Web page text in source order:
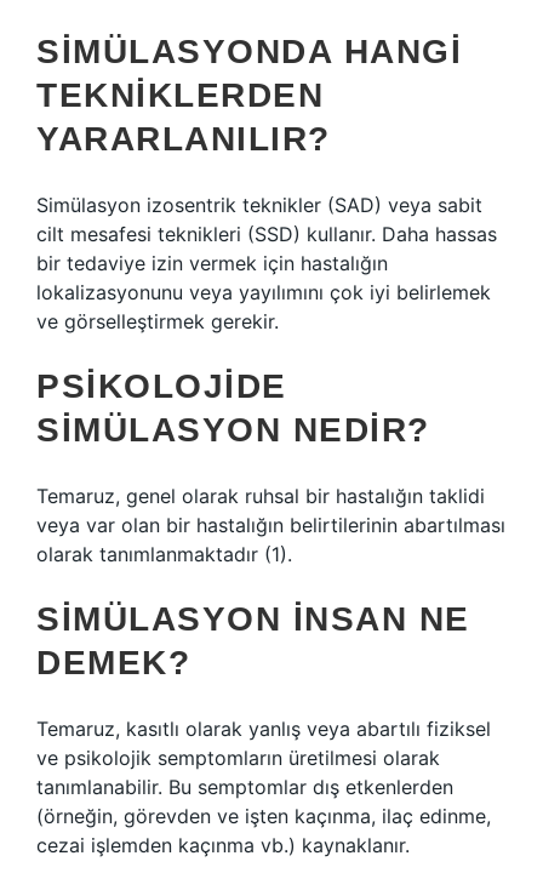
SIMÜLASYONDA HANGI
TEKNIKLERDEN
YARARLANILIR?
Simülasyon izosentrik teknikler (SAD) veya sabit
cilt mesafesi teknikleri (SSD) kullanır. Daha hassas
bir tedaviye izin vermek için hastalığın
lokalizasyonunu veya yayılımını çok iyi belirlemek
ve görselleştirmek gerekir.
PSIKOLOJIDE
SIMÜLASYON NEDIR?
Temaruz, genel olarak ruhsal bir hastalığın taklidi
veya var olan bir hastalığın belirtilerinin abartılması
olarak tanımlanmaktadır (1).
SIMÜLASYON INSAN NE
DEMEK?
Temaruz, kasıtlı olarak yanlış veya abartılı fiziksel
ve psikolojik semptomların üretilmesi olarak
tanımlanabilir. Bu semptomlar dış etkenlerden
(örneğin, görevden ve işten kaçınma, ilaç edinme,
cezai işlemden kaçınma vb.) kaynaklanır.